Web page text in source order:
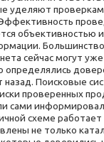
уделяют проверкам
объективностью и
Большинство
сейчас могут уже
определялись
Поисковые
проверенных
сами
схеме
не только